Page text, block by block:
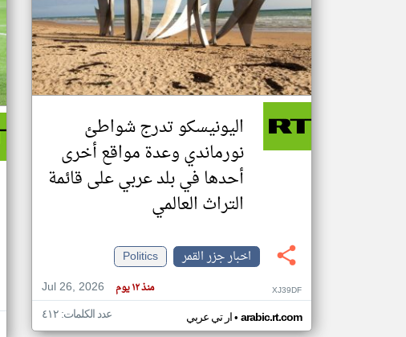
اليونيسكو تدرج شواطئ
نورماندي وعدة مواقع أخرى
أحدها في بلد عربي على قائمة
التراث العالمي
اخبار جزر القمر
Politics
Jul 26, 2026
منذ ١٢ يوم XJ39DF
ار تي عربي• arabic.rt.com عدد الكلمات: ٤١٢